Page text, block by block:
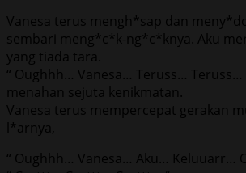
Vanesa terus mengh*sap dan
sembari meng*c*k-ng*c*knya. Aku
yang tiada tara.
“ Oughhh… Vanesa… Teruss… Teruss…
menahan sejuta kenikmatan.
Vanesa terus mempercepat gerakan
l*arnya,
“ Oughhh… Vanesa… Aku… Keluuarr…